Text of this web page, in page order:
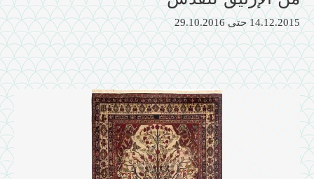
14.12.2015حتى29.10.2016